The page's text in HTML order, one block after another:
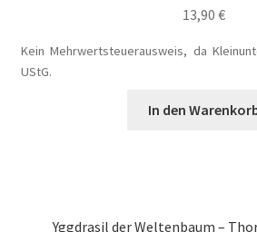
Blog
13,90 €
Kein Mehrwertsteuerausweis, da
UStG.
In den
Yggdrasil der Weltenbaum –